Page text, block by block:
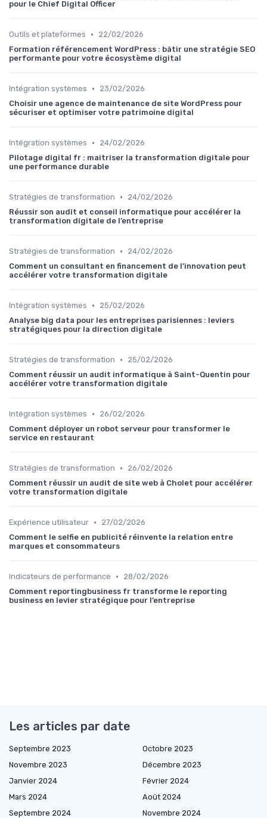
pour le Chief Digital Officer
Outils et plateformes •
22/02/2026
Formation référencement WordPress : bâtir une stratégie SEO
performante pour votre écosystème digital
Intégration systèmes •
23/02/2026
Choisir une agence de maintenance de site WordPress pour
sécuriser et optimiser votre patrimoine digital
Intégration systèmes •
24/02/2026
Pilotage digital fr : maitriser la transformation digitale pour
une performance durable
Stratégies de transformation •
24/02/2026
Réussir son audit et conseil informatique pour accélérer la
transformation digitale de l’entreprise
Stratégies de transformation •
24/02/2026
Comment un consultant en financement de l’innovation peut
accélérer votre transformation digitale
Intégration systèmes •
25/02/2026
Analyse big data pour les entreprises parisiennes : leviers
stratégiques pour la direction digitale
Stratégies de transformation •
25/02/2026
Comment réussir un audit informatique à Saint-Quentin pour
accélérer votre transformation digitale
Intégration systèmes •
26/02/2026
Comment déployer un robot serveur pour transformer le
service en restaurant
Stratégies de transformation •
26/02/2026
Comment réussir un audit de site web à Cholet pour accélérer
votre transformation digitale
Expérience utilisateur •
27/02/2026
Comment le selfie en publicité réinvente la relation entre
marques et consommateurs
Indicateurs de performance •
28/02/2026
Comment reportingbusiness fr transforme le reporting
business en levier stratégique pour l’entreprise
Les articles par date
Septembre 2023
Octobre 2023
Novembre 2023
Décembre 2023
Janvier 2024
Février 2024
Mars 2024
Août 2024
Septembre 2024
Novembre 2024